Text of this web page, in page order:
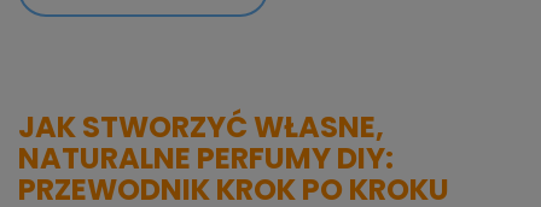
JAK STWORZYĆ WŁASNE,
NATURALNE PERFUMY DIY:
PRZEWODNIK KROK PO KROKU